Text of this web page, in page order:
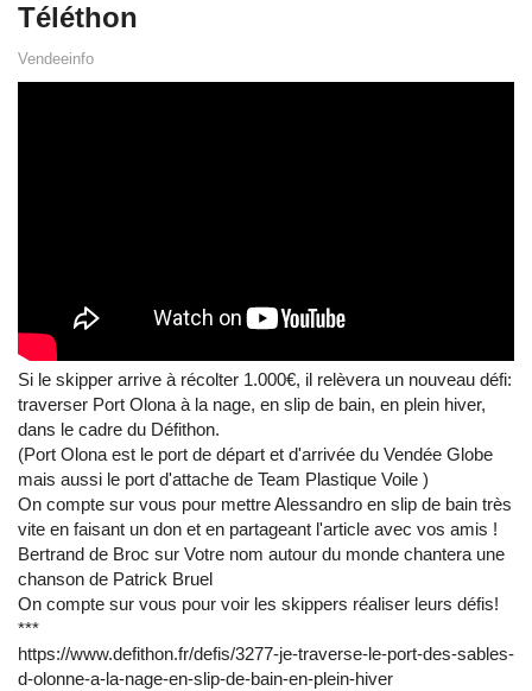
Téléthon
Vendeeinfo
Si le skipper arrive à récolter 1.000€, il relèvera un nouveau défi:
traverser Port Olona à la nage, en slip de bain, en plein hiver,
dans le cadre du Défithon.
(Port Olona est le port de départ et d'arrivée du Vendée Globe
mais aussi le port d'attache de Team Plastique Voile )
On compte sur vous pour mettre Alessandro en slip de bain très
vite en faisant un don et en partageant l'article avec vos amis !
Bertrand de Broc sur Votre nom autour du monde chantera une
chanson de Patrick Bruel
On compte sur vous pour voir les skippers réaliser leurs défis!
***
https://www.defithon.fr/defis/3277-je-traverse-le-port-des-sables-
d-olonne-a-la-nage-en-slip-de-bain-en-plein-hiver